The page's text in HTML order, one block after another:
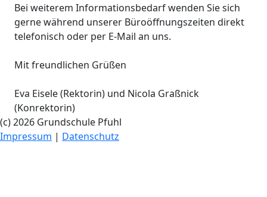
Bei weiterem Informationsbedarf wenden Sie sich
gerne während unserer Büroöffnungszeiten direkt
telefonisch oder per E-Mail an uns.
Mit freundlichen Grüßen
Eva Eisele (Rektorin) und Nicola Graßnick
(Konrektorin)
(c) 2026 Grundschule Pfuhl
Impressum | Datenschutz